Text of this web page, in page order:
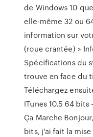
de Windows 10
elle-même 32 ou
information sur
(roue crantée) >
Spécifications du
trouve en face du
Téléchargez
ITunes 10.5 64
Ça Marche
bits, j'ai fait la